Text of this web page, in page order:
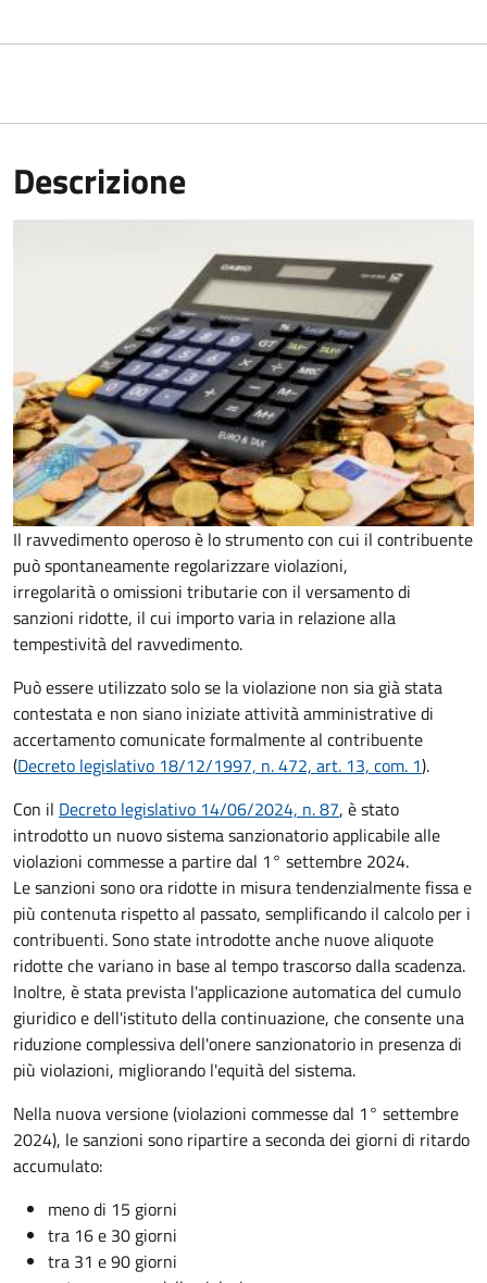
Descrizione
Il ravvedimento operoso è lo strumento con cui il contribuente
può spontaneamente regolarizzare violazioni,
irregolarità o omissioni tributarie con il versamento di
sanzioni ridotte, il cui importo varia in relazione alla
tempestività del ravvedimento.
Può essere utilizzato solo se la violazione non sia già stata
contestata e non siano iniziate attività amministrative di
accertamento comunicate formalmente al contribuente
(Decreto legislativo 18/12/1997, n. 472, art. 13, com. 1).
Con il Decreto legislativo 14/06/2024, n. 87, è stato
introdotto un nuovo sistema sanzionatorio applicabile alle
violazioni commesse a partire dal 1° settembre 2024.
Le sanzioni sono ora ridotte in misura tendenzialmente fissa e
più contenuta rispetto al passato, semplificando il calcolo per i
contribuenti. Sono state introdotte anche nuove aliquote
ridotte che variano in base al tempo trascorso dalla scadenza.
Inoltre, è stata prevista l'applicazione automatica del cumulo
giuridico e dell'istituto della continuazione, che consente una
riduzione complessiva dell'onere sanzionatorio in presenza di
più violazioni, migliorando l'equità del sistema.
Nella nuova versione (violazioni commesse dal 1° settembre
2024), le sanzioni sono ripartire a seconda dei giorni di ritardo
accumulato:
meno di 15 giorni
tra 16 e 30 giorni
tra 31 e 90 giorni